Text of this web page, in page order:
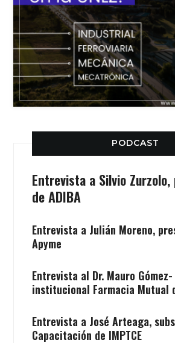
PODCAST
Entrevista a Silvio
de ADIBA
Entrevista a Julián Moreno,
Apyme
Entrevista al Dr. Mauro
institucional Farmacia Mutual
Entrevista a José Arteaga,
Capacitación de IMPTCE